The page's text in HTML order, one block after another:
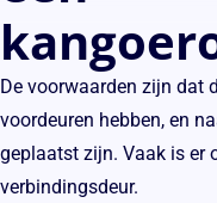
De voorwaarden zijn dat
voordeuren hebben, en
geplaatst zijn. Vaak is er
verbindingsdeur.